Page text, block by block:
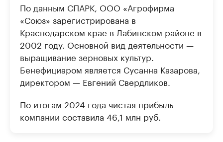
По данным СПАРК, ООО «Агрофирма
«Союз» зарегистрирована в
Краснодарском крае в Лабинском районе в
2002 году. Основной вид деятельности —
выращивание зерновых культур.
Бенефициаром является Сусанна Казарова,
директором — Евгений Свердликов.
По итогам 2024 года чистая прибыль
компании составила 46,1 млн руб.